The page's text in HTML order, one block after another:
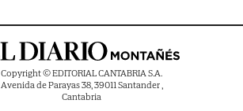
Copyright © EDITORIAL CANTABRIA S.A.
Avenida de Parayas 38, 39011 Santander ,
Cantabria